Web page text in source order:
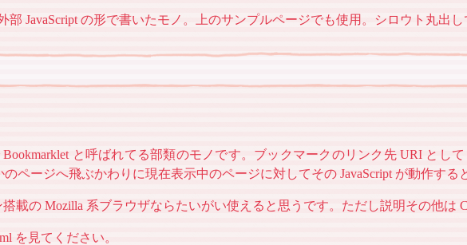
部 JavaScript の形で書いたモノ。上のサンプルページでも使用。シロウト丸出し
と呼ばれてる部類のモノです。ブックマークのリンク先 URI として
ページへ飛ぶかわりに現在表示中のページに対してその JavaScript が動作する
載の Mozilla 系ブラウザならたいがい使えると思うです。ただし説明その他は
を見てください。